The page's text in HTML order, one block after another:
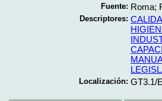
Fuente: Roma;
Descriptores:
Localización: GT3.1/